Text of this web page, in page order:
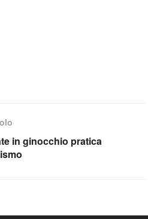
in ginocchio pratica